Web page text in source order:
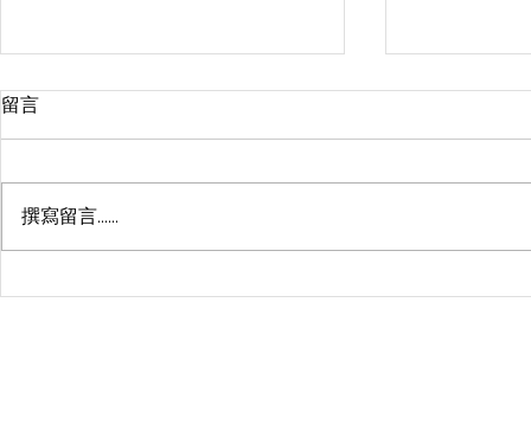
了解过敏测试方法
留言
撰寫留言......